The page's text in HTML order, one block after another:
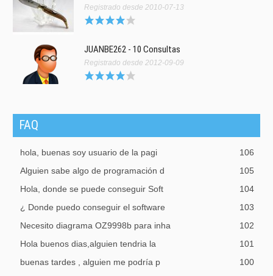
Registrado desde 2010-07-13
JUANBE262 - 10 Consultas
Registrado desde 2012-09-09
FAQ
hola, buenas soy usuario de la pagi
106
Alguien sabe algo de programación d
105
Hola, donde se puede conseguir Soft
104
¿ Donde puedo conseguir el software
103
Necesito diagrama OZ9998b para inha
102
Hola buenos dias,alguien tendria la
101
buenas tardes , alguien me podría p
100